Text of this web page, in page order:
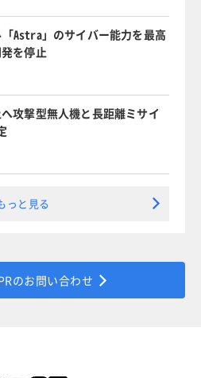
Astra」のサイバー能力を最高
を停止
攻撃型無人機と長距離ミサイ
っと見る
のお問い合わせ